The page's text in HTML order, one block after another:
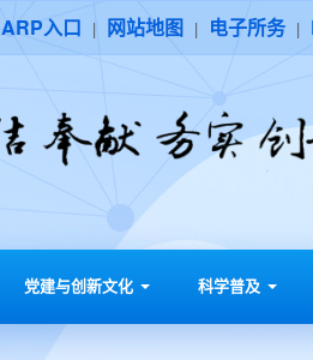
ARP入口 | 网站地图 | 电子所务 |
党建与创新文化 科学普及